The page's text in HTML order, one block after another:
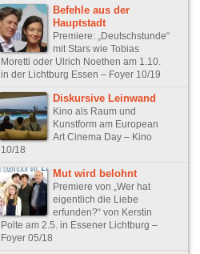
Befehle aus der
Hauptstadt
Premiere: „Deutschstunde“
mit Stars wie Tobias
Moretti oder Ulrich Noethen am 1.10.
in der Lichtburg Essen – Foyer 10/19
Diskursive Leinwand
Kino als Raum und
Kunstform am European
Art Cinema Day – Kino
10/18
Mut wird belohnt
Premiere von „Wer hat
eigentlich die Liebe
erfunden?“ von Kerstin
Polte am 2.5. in Essener Lichtburg –
Foyer 05/18